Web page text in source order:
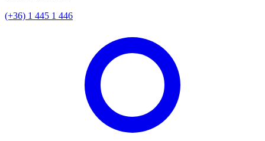
(+36) 1 445 1 446